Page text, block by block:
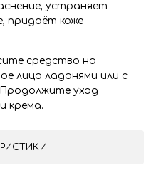
устраняет
придаёт коже
средство на
лицо ладонями или с
уход
крема.